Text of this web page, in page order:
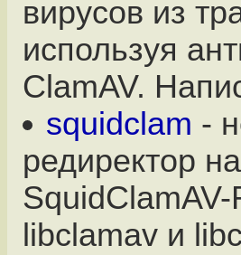
вирусов из
используя
ClamAV.
squidclam -
редиректор
SquidClamAV-
libclamav и